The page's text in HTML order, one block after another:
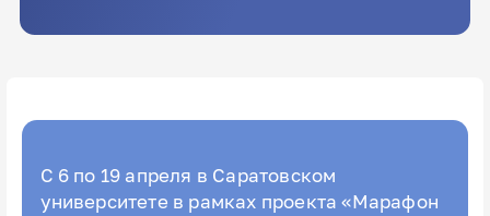
С 6 по 19 апреля в Саратовском
университете в рамках проекта «Марафон